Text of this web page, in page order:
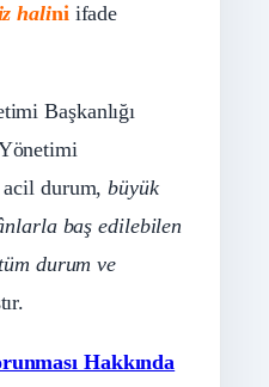
haliniifade
Başkanlığı
acil durum,büyük
baş edilebilen
durum ve
Hakkında